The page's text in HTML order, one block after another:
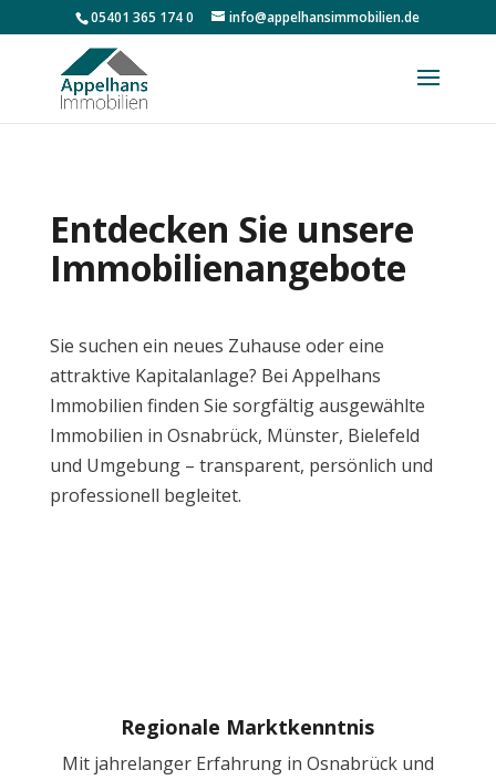
05401 365 174 0 info@appelhansimmobilien.de
Entdecken Sie unsere
Immobilienangebote
Sie suchen ein neues Zuhause oder eine
attraktive Kapitalanlage? Bei Appelhans
Immobilien finden Sie sorgfältig ausgewählte
Immobilien in Osnabrück, Münster, Bielefeld
und Umgebung – transparent, persönlich und
professionell begleitet.
Regionale Marktkenntnis
Mit jahrelanger Erfahrung in Osnabrück und